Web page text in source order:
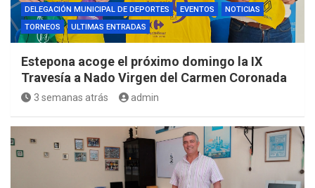
DELEGACIÓN MUNICIPAL DE DEPORTES EVENTOS
NOTICIAS
TORNEOS
ULTIMAS ENTRADAS
Estepona acoge el próximo domingo la IX
Travesía a Nado Virgen del Carmen Coronada
3 semanas atrás admin